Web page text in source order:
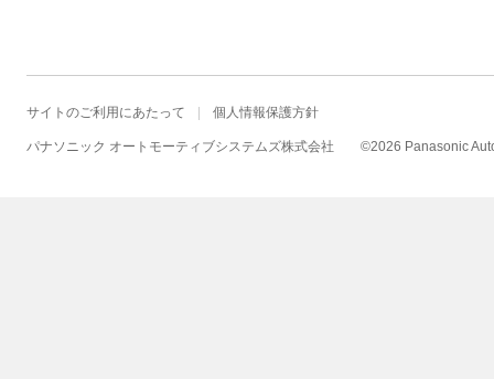
サイトのご利用にあたって 個人情報保護方針
パナソニック オートモーティブシステムズ株式会社 ©2026 Panasonic